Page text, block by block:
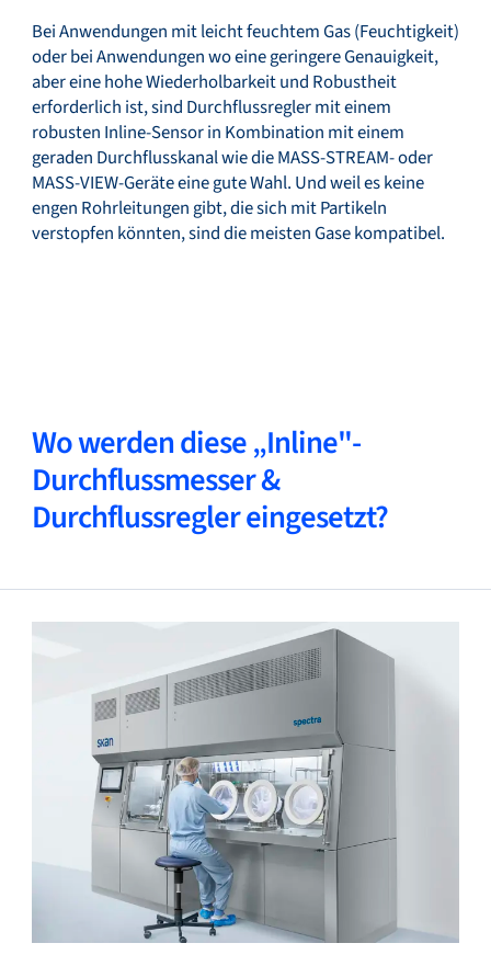
Bei Anwendungen mit leicht feuchtem Gas (Feuchtigkeit)
oder bei Anwendungen wo eine geringere Genauigkeit,
aber eine hohe Wiederholbarkeit und Robustheit
erforderlich ist, sind Durchflussregler mit einem
robusten Inline-Sensor in Kombination mit einem
geraden Durchflusskanal wie die MASS-STREAM- oder
MASS-VIEW-Geräte eine gute Wahl. Und weil es keine
engen Rohrleitungen gibt, die sich mit Partikeln
verstopfen könnten, sind die meisten Gase kompatibel.
Wo werden diese „Inline"-
Durchflussmesser &
Durchflussregler eingesetzt?